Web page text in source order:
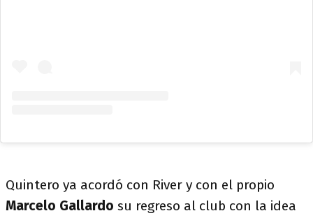
Quintero ya acordó con River y con el propio
Marcelo Gallardo su regreso al club con la idea